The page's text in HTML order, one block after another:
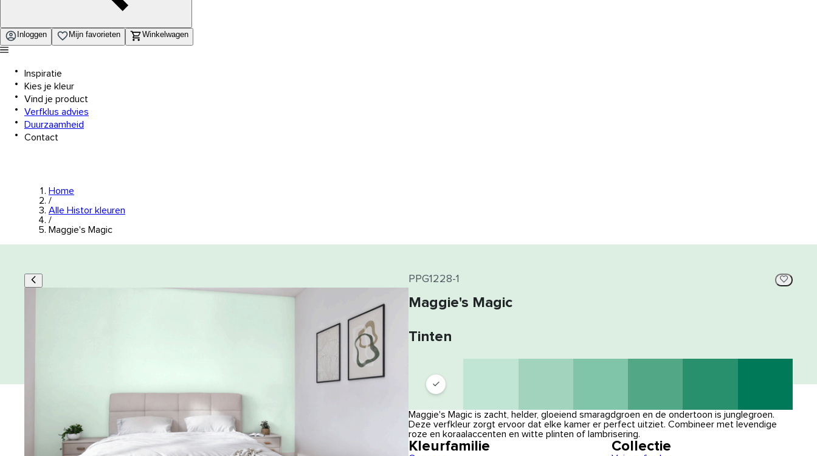
Inloggen Mijn favorieten Winkelwagen
Inspiratie
Kies je kleur
Vind je product
Verfklus advies
Duurzaamheid
Contact
Home
/
Alle Histor kleuren
/
Maggie's Magic
PPG1228-1
Maggie's Magic
Tinten
Maggie's Magic is zacht, helder, gloeiend smaragdgroen en de ondertoon is junglegroen.
Deze verfkleur zorgt ervoor dat elke kamer er perfect uitziet. Combineer met levendige
roze en koraalaccenten en witte plinten of lambrisering.
Kleurfamilie Collectie